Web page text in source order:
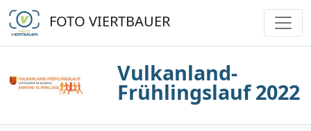
FOTO VIERTBAUER
Vulkanland-
Frühlingslauf 2022